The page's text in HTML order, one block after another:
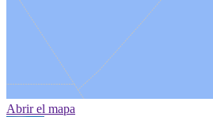
Abrir el mapa